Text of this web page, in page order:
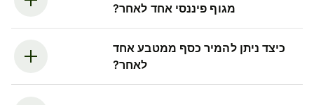
מגוף פיננסי אחד לאחר?
כיצד ניתן להמיר כסף ממטבע אחד
לאחר?